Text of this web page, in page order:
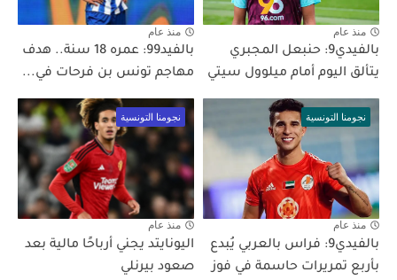
منذ عام
بالفيدي9: حنبعل المجبري
يتألق اليوم أمام ميلوول سيتي
منذ عام
بالفيد99: عمره 18 سنة.. هدف
مهاجم تونس بن فرحات في...
نجومنا التونسية
منذ عام
بالفيدي9: فراس بالعربي يُبدع
بأربع تمريرات حاسمة في فوز
نجومنا التونسية
منذ عام
اليونايتد يجني أرباحًا مالية بعد
صعود بيرنلي